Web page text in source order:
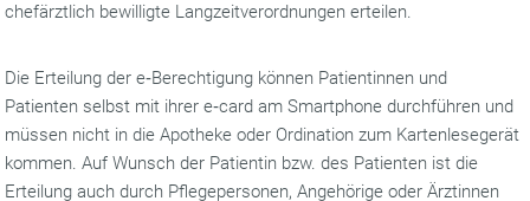
chefärztlich bewilligte Langzeitverordnungen erteilen.
Die Erteilung der e‑Berechtigung können Patientinnen und
Patienten selbst mit ihrer e‑card am Smartphone durchführen und
müssen nicht in die Apotheke oder Ordination zum Kartenlesegerät
kommen. Auf Wunsch der Patientin bzw. des Patienten ist die
Erteilung auch durch Pflegepersonen, Angehörige oder Ärztinnen